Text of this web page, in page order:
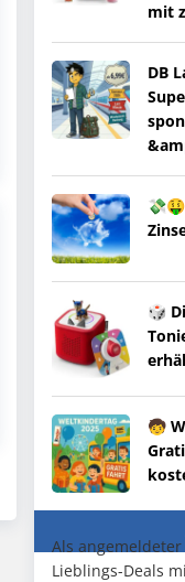
mit
DB
🎲
🧒
Als
Lieblings-Deals